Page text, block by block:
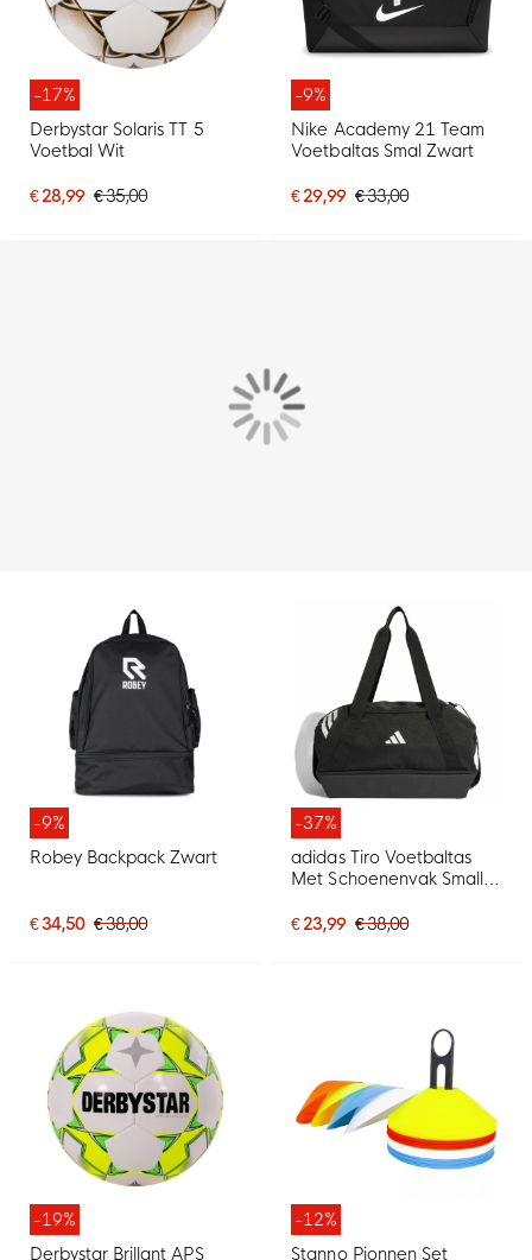
-17%
Derbystar Solaris TT 5
Voetbal Wit
€ 28,99 € 35,00
-9%
Nike Academy 21 Team
Voetbaltas Smal Zwart
€ 29,99 € 33,00
-9%
Robey Backpack Zwart
€ 34,50 € 38,00
-37%
adidas Tiro Voetbaltas
Met Schoenenvak Small
€ 23,99 € 38,00
-19%
Derbystar Brillant APS
-12%
Stanno Pionnen Set